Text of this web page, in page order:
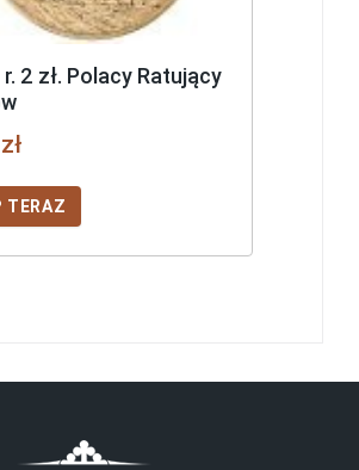
2 zł. Polacy Ratujący
TERAZ